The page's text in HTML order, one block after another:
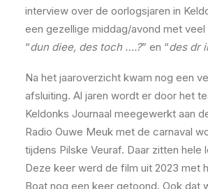
interview over de oorlogsjaren in
een gezellige middag/avond met veel
“dun diee, des toch ….?” en “des dr
Na het jaaroverzicht kwam nog een
afsluiting. Al jaren wordt er door het
Keldonks Journaal meegewerkt aan
Radio Ouwe Meuk met de carnaval
tijdens Pilske Veuraf. Daar zitten hele
Deze keer werd de film uit 2023 met
Boat nog een keer getoond. Ook dat